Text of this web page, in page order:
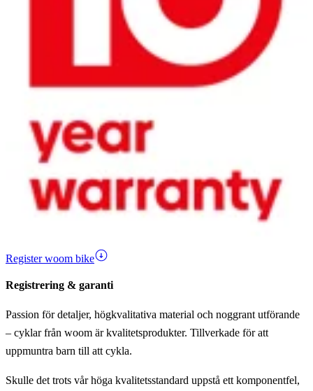
Register woom bike
Registrering & garanti
Passion för detaljer, högkvalitativa material och noggrant utförande
– cyklar från woom är kvalitetsprodukter. Tillverkade för att
uppmuntra barn till att cykla.
Skulle det trots vår höga kvalitetsstandard uppstå ett komponentfel,